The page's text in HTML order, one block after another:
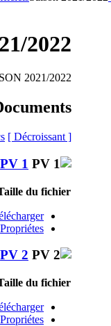
2022
2021/2022
[ Décroissant ]
PV 1
du fichier:
Propriétes
PV 2
du fichier:
Propriétes